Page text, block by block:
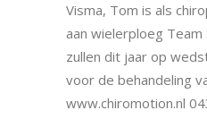
Visma, Tom is als
aan wielerploeg Team
zullen dit jaar op
voor de behandeling
www.chiromotion.nl